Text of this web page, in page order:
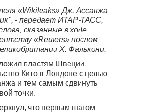
«Wikileaks» Дж. Ассанжа
- передает ИТАР-ТАСС,
сказанные в ходе
«Reuters» послом
Х. Фалькони.
властям Швеции
Кито в Лондоне с целью
и тем самым сдвинуть
точки.
что первым шагом